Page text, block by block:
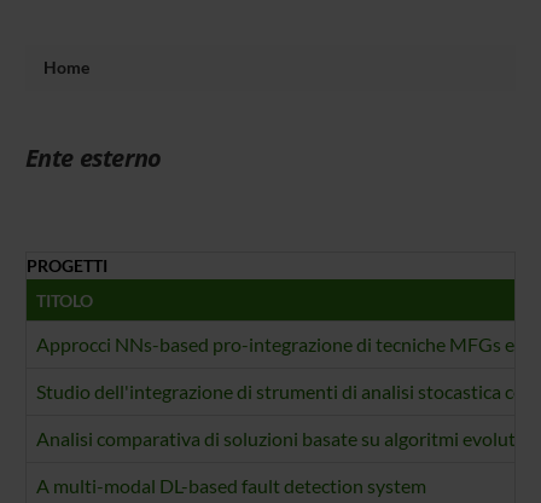
Home
Ente esterno
PROGETTI
TITOLO
Approcci NNs-based pro-integrazione di tecniche MFGs e
Studio dell'integrazione di strumenti di analisi stocastica
Analisi comparativa di soluzioni basate su algoritmi evolutivi
A multi-modal DL-based fault detection system